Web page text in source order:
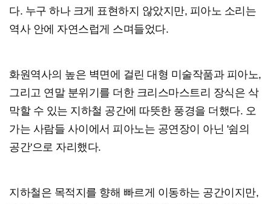
다. 누구 하나 크게 표현하지 않았지만, 피아노 소리는
역사 안에 자연스럽게 스며들었다.
화원역사의 높은 벽면에 걸린 대형 미술작품과 피아노,
그리고 연말 분위기를 더한 크리스마스트리 장식은 삭
막할 수 있는 지하철 공간에 따뜻한 풍경을 더했다. 오
가는 사람들 사이에서 피아노는 공연장이 아닌 '쉼의
공간'으로 자리했다.
지하철은 목적지를 향해 빠르게 이동하는 공간이지만,